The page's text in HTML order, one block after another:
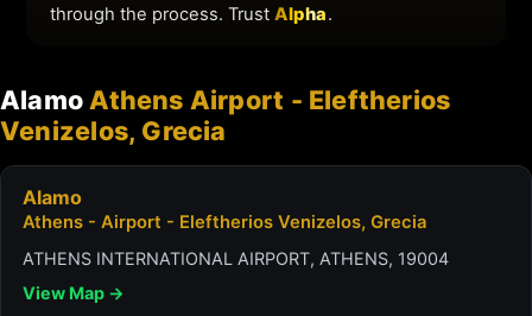
Alamo Athens Airport - Eleftherios
Venizelos, Grecia
Alamo
Athens - Airport - Eleftherios Venizelos, Grecia
ATHENS INTERNATIONAL AIRPORT, ATHENS, 19004
View Map →